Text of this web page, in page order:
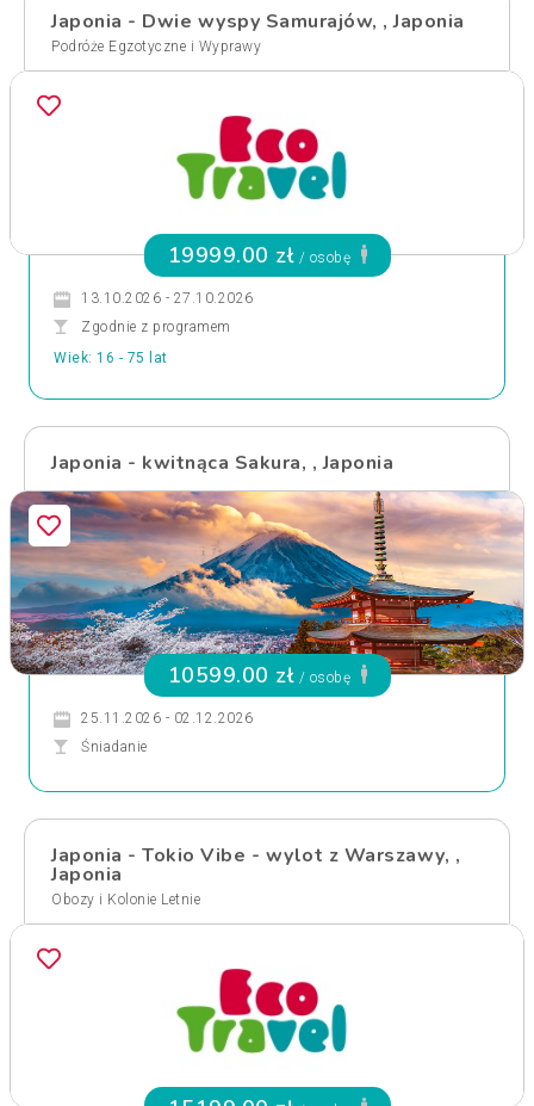
Japonia - Dwie wyspy Samurajów, , Japonia
Podróże Egzotyczne i Wyprawy
19999.00 zł / osobę
13.10.2026 - 27.10.2026
Zgodnie z programem
Wiek: 16 - 75 lat
Japonia - kwitnąca Sakura, , Japonia
10599.00 zł / osobę
25.11.2026 - 02.12.2026
Śniadanie
Japonia - Tokio Vibe - wylot z Warszawy, ,
Japonia
Obozy i Kolonie Letnie